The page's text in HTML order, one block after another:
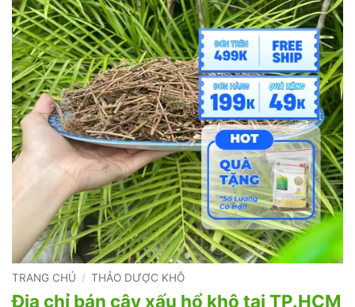
TRANG CHỦ / THẢO DƯỢC KHÔ
Địa chỉ bán cây xấu hổ khô tại TP.HCM